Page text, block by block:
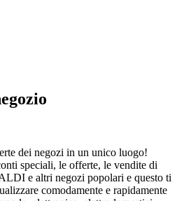
dei negozi in un unico luogo!
speciali, le offerte, le vendite di
e altri negozi popolari e questo ti
comodamente e rapidamente